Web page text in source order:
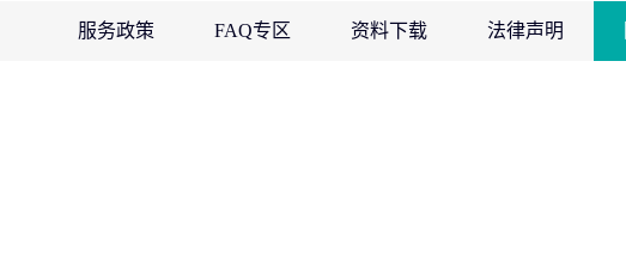
服务政策 FAQ专区 资料下载 法律声明